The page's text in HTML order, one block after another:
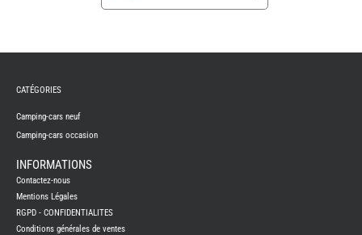
CAMPING-
NEUFS
CAMPING-
CAMPING-
BENIMAR
CAMPING-
CARADO
CATÉGORIES
Camping-cars neuf
Camping-cars occasion
INFORMATIONS
Contactez-nous
Mentions Légales
RGPD - CONFIDENTIALITES
Conditions générales de ventes